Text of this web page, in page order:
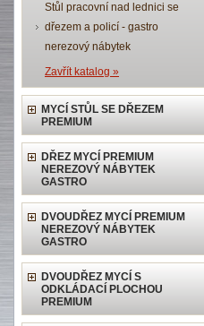
Stůl pracovní nad lednici se
dřezem a policí - gastro
nerezový nábytek
Zavřít katalog »
MYCÍ STŮL SE DŘEZEM
PREMIUM
DŘEZ MYCÍ PREMIUM
NEREZOVÝ NÁBYTEK
GASTRO
DVOUDŘEZ MYCÍ PREMIUM
NEREZOVÝ NÁBYTEK
GASTRO
DVOUDŘEZ MYCÍ S
ODKLÁDACÍ PLOCHOU
PREMIUM